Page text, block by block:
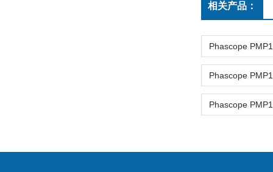
相关产品：